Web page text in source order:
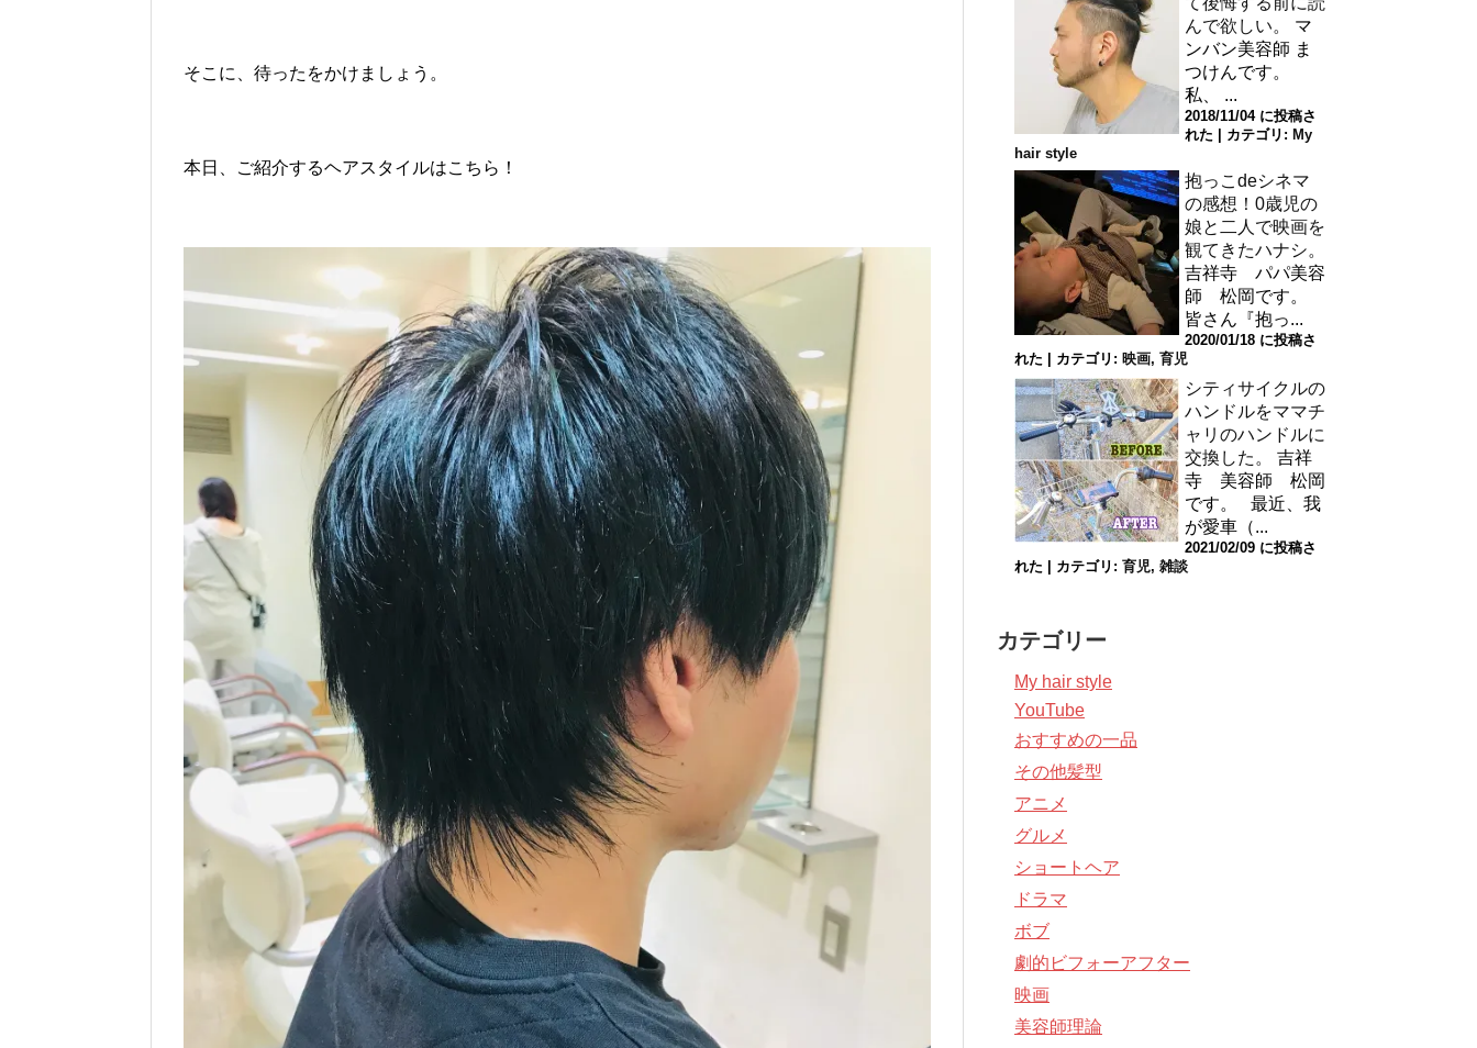
そこに、待ったをかけましょう。
本日、ご紹介するヘアスタイルはこちら！
んで欲しい。
マ
ンバン美容師 ま
つけんです。
私、 ...
2018/11/04 に投稿さ
れた
カテゴリ: My
hair style
抱っこdeシネマ
の感想！0歳児の
娘と二人で映画を
観てきたハナシ。
吉祥寺 パパ美容
師 松岡です。
皆さん『抱っ...
2020/01/18 に投稿さ
れた
カテゴリ: 映画, 育児
シティサイクルの
ハンドルをママチ
ャリのハンドルに
交換した。
吉祥
寺 美容師 松岡
です。 最近、我
が愛車（...
2021/02/09 に投稿さ
れた
カテゴリ: 育児, 雑談
カテゴリー
My hair style
YouTube
おすすめの一品
その他髪型
アニメ
グルメ
ショートヘア
ドラマ
ボブ
劇的ビフォーアフター
映画
美容師理論